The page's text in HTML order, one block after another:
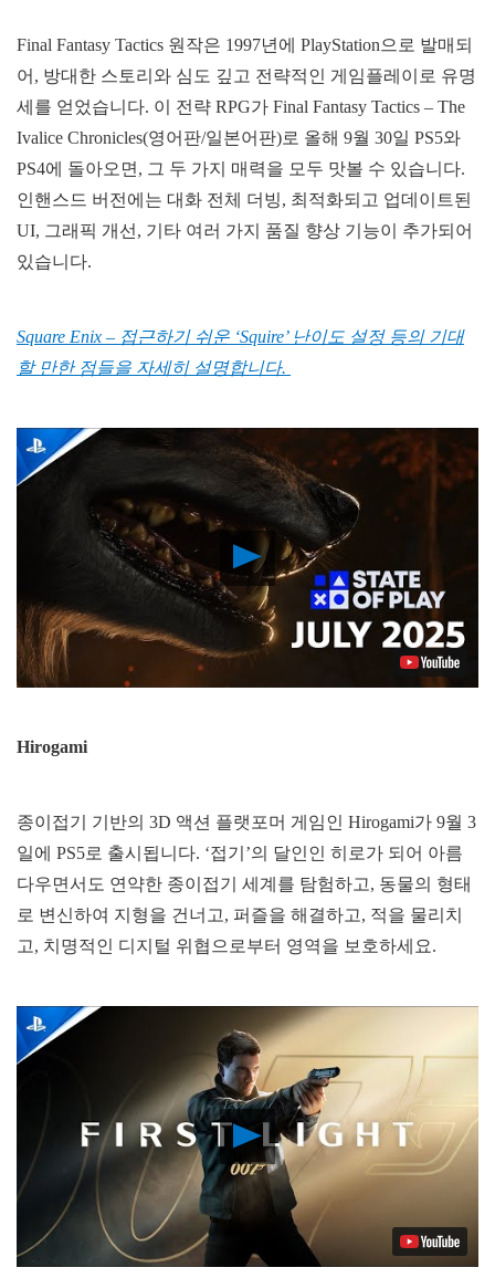
Final Fantasy Tactics 원작은 1997년에 PlayStation으로 발매되
어, 방대한 스토리와 심도 깊고 전략적인 게임플레이로 유명
세를 얻었습니다. 이 전략 RPG가 Final Fantasy Tactics – The
Ivalice Chronicles(영어판/일본어판)로 올해 9월 30일 PS5와
PS4에 돌아오면, 그 두 가지 매력을 모두 맛볼 수 있습니다.
인핸스드 버전에는 대화 전체 더빙, 최적화되고 업데이트된
UI, 그래픽 개선, 기타 여러 가지 품질 향상 기능이 추가되어
있습니다.
Square Enix – 접근하기 쉬운 ‘Squire’ 난이도 설정 등의 기대
할 만한 점들을 자세히 설명합니다.
Play
Video
Hirogami
종이접기 기반의 3D 액션 플랫포머 게임인 Hirogami가 9월 3
일에 PS5로 출시됩니다. ‘접기’의 달인인 히로가 되어 아름
다우면서도 연약한 종이접기 세계를 탐험하고, 동물의 형태
로 변신하여 지형을 건너고, 퍼즐을 해결하고, 적을 물리치
고, 치명적인 디지털 위협으로부터 영역을 보호하세요.
Play
Video